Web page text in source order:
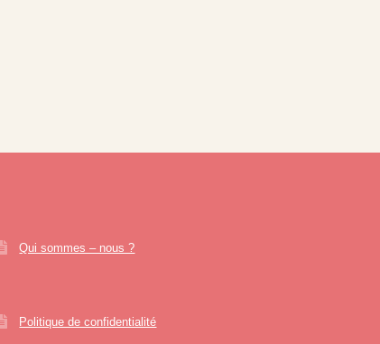
Qui sommes – nous ?
Politique de confidentialité